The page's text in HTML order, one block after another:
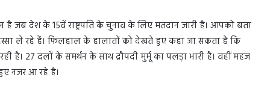
देश के 15वें राष्ट्रपति के चुनाव के लिए मतदान जारी है। आपको बता
ले रहे हैं। फिलहाल के हालातों को देखते हुए कहा जा सकता है कि
है। 27 दलों के समर्थन के साथ द्रौपदी मुर्मू का पलड़ा भारी है। वहीं महज
नजर आ रहे है।